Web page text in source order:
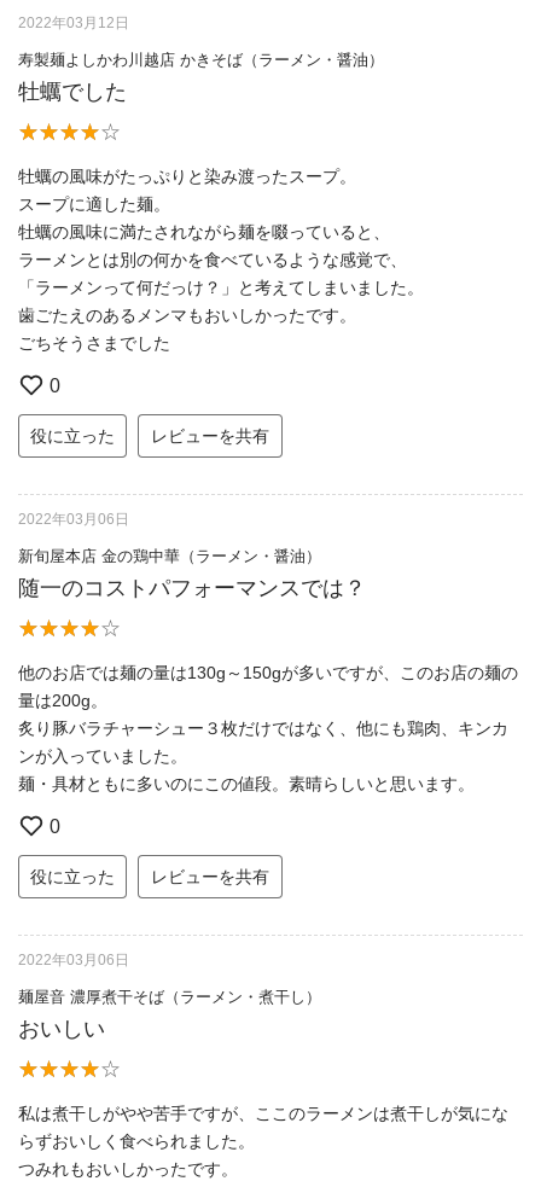
2022年03月12日
寿製麺よしかわ川越店 かきそば（ラーメン・醤油）
牡蠣でした
牡蠣の風味がたっぷりと染み渡ったスープ。
スープに適した麺。
牡蠣の風味に満たされながら麺を啜っていると、
ラーメンとは別の何かを食べているような感覚で、
「ラーメンって何だっけ？」と考えてしまいました。
歯ごたえのあるメンマもおいしかったです。
ごちそうさまでした
0
役に立った レビューを共有
2022年03月06日
新旬屋本店 金の鶏中華（ラーメン・醤油）
随一のコストパフォーマンスでは？
他のお店では麺の量は130g～150gが多いですが、このお店の麺の
量は200g。
炙り豚バラチャーシュー３枚だけではなく、他にも鶏肉、キンカ
ンが入っていました。
麺・具材ともに多いのにこの値段。素晴らしいと思います。
0
役に立った レビューを共有
2022年03月06日
麺屋音 濃厚煮干そば（ラーメン・煮干し）
おいしい
私は煮干しがやや苦手ですが、ここのラーメンは煮干しが気にな
らずおいしく食べられました。
つみれもおいしかったです。